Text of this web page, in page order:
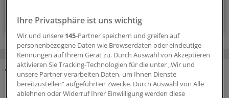
MEHR ZUM THEMA
Ihre Privatsphäre ist uns wichtig
Wir und unsere 145-Partner speichern und greifen auf
personenbezogene Daten wie Browserdaten oder eindeutige
Kennungen auf Ihrem Gerät zu. Durch Auswahl von Akzeptieren
aktivieren Sie Tracking-Technologien für die unter „Wir und
unsere Partner verarbeiten Daten, um Ihnen Dienste
bereitzustellen“ aufgeführten Zwecke. Durch Auswahl von Alle
ablehnen oder Widerruf Ihrer Einwilligung werden diese